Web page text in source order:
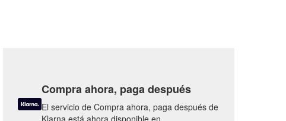
Compra ahora, paga después
El servicio de Compra ahora, paga después de
Klarna está ahora disponible en